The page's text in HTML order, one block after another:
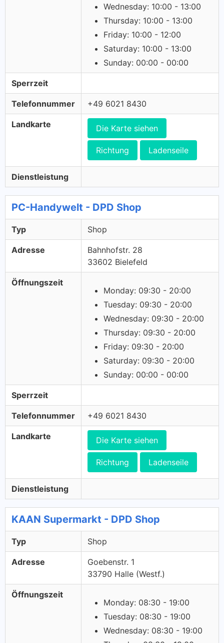
Wednesday: 10:00 - 13:00
Thursday: 10:00 - 13:00
Friday: 10:00 - 12:00
Saturday: 10:00 - 13:00
Sunday: 00:00 - 00:00
Sperrzeit
Telefonnummer +49 6021 8430
Landkarte Die Karte siehen
Richtung Ladenseile
Dienstleistung
PC-Handywelt - DPD Shop
Typ Shop
Adresse
Bahnhofstr. 28
33602 Bielefeld
Öffnungszeit
Monday: 09:30 - 20:00
Tuesday: 09:30 - 20:00
Wednesday: 09:30 - 20:00
Thursday: 09:30 - 20:00
Friday: 09:30 - 20:00
Saturday: 09:30 - 20:00
Sunday: 00:00 - 00:00
Sperrzeit
Telefonnummer +49 6021 8430
Landkarte Die Karte siehen
Richtung Ladenseile
Dienstleistung
KAAN Supermarkt - DPD Shop
Typ Shop
Adresse
Goebenstr. 1
33790 Halle (Westf.)
Öffnungszeit
Monday: 08:30 - 19:00
Tuesday: 08:30 - 19:00
Wednesday: 08:30 - 19:00